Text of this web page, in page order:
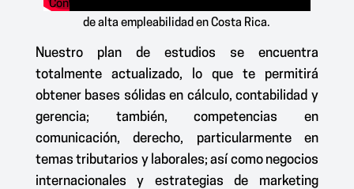
Convertite
de alta empleabilidad en Costa Rica.
Nuestro plan de estudios se encuentra
totalmente actualizado, lo que te permitirá
obtener bases sólidas en cálculo, contabilidad y
gerencia; también, competencias en
comunicación, derecho, particularmente en
temas tributarios y laborales; así como negocios
internacionales y estrategias de marketing